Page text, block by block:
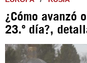
¿Cómo avanzó
23.º día?,